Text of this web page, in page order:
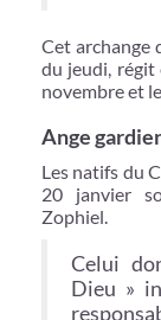
Cet archange
du jeudi, régit
novembre et
Ange
Les natifs du
20 janvier
Zophiel.
Celui
Dieu »